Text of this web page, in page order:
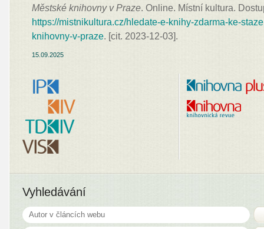
Městské knihovny v Praze. Online. Místní kultura.
https://mistnikultura.cz/hledate-e-knihy-zdarma-ke-
knihovny-v-praze. [cit. 2023-12-03].
15.09.2025
Vyhledávání